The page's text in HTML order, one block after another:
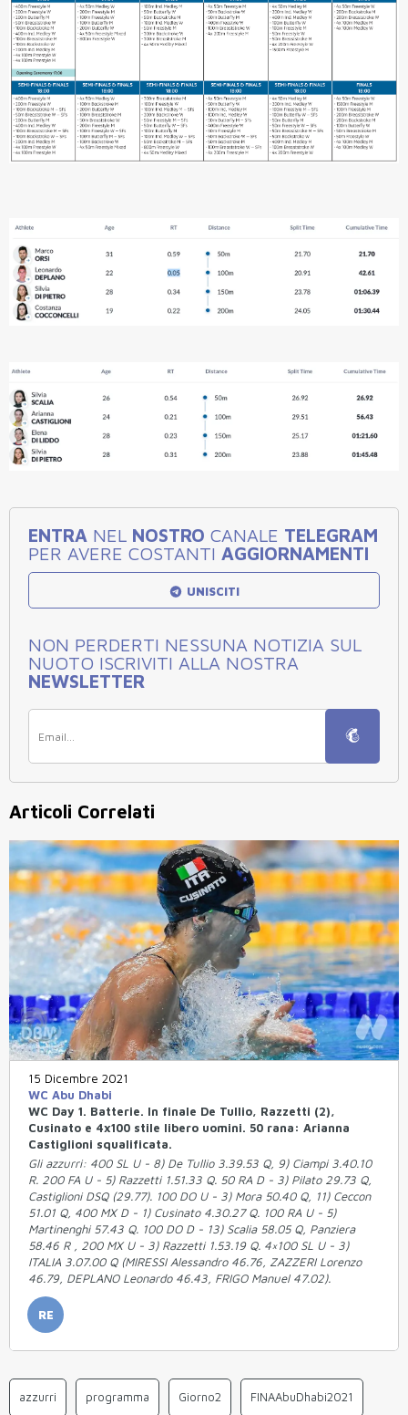
ENTRA NEL NOSTRO CANALE TELEGRAM
PER AVERE COSTANTI AGGIORNAMENTI
UNISCITI
NON PERDERTI NESSUNA NOTIZIA SUL
NUOTO ISCRIVITI ALLA NOSTRA
NEWSLETTER
Articoli Correlati
15 Dicembre 2021
WC Abu Dhabi
WC Day 1. Batterie. In finale De Tullio, Razzetti (2),
Cusinato e 4x100 stile libero uomini. 50 rana: Arianna
Castiglioni squalificata.
Gli azzurri: 400 SL U - 8) De Tullio 3.39.53 Q, 9) Ciampi 3.40.10
R. 200 FA U - 5) Razzetti 1.51.33 Q. 50 RA D - 3) Pilato 29.73 Q,
Castiglioni DSQ (29.77). 100 DO U - 3) Mora 50.40 Q, 11) Ceccon
51.01 Q, 400 MX D - 1) Cusinato 4.30.27 Q. 100 RA U - 5)
Martinenghi 57.43 Q. 100 DO D - 13) Scalia 58.05 Q, Panziera
58.46 R , 200 MX U - 3) Razzetti 1.53.19 Q. 4×100 SL U - 3)
ITALIA 3.07.00 Q (MIRESSI Alessandro 46.76, ZAZZERI Lorenzo
46.79, DEPLANO Leonardo 46.43, FRIGO Manuel 47.02).
RE
azzurri programma Giorno2 FINAAbuDhabi2021